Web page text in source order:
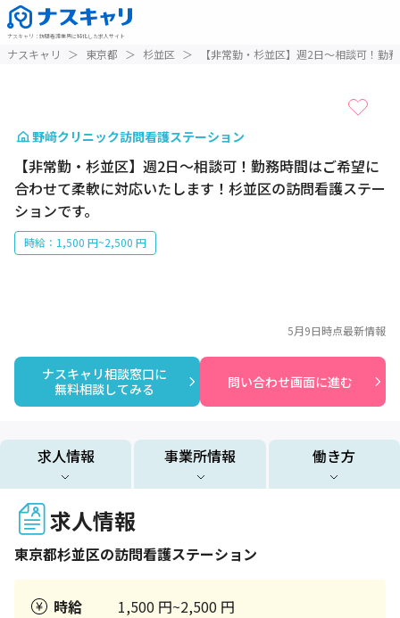
ナスキャリ ： 訪問看護業界に特化した求人サイト
ナスキャリ ＞ 東京都 ＞ 杉並区 ＞ 【非常勤・杉並区】週2日～相談可！勤
野﨑クリニック訪問看護ステーション
【非常勤・杉並区】週2日～相談可！勤務時間はご希望に
合わせて柔軟に対応いたします！杉並区の訪問看護ステー
ションです。
時給：1,500 円~2,500 円
ナスキャリ相談窓口に
無料相談してみる
問い合わせ画面に進む
5月9日時点最新情報
求人情報 事業所情報 働き方
求人情報
東京都杉並区の訪問看護ステーション
時給 1,500 円~2,500 円